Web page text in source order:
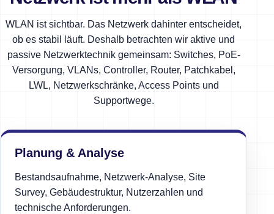
WLAN ist sichtbar. Das Netzwerk dahinter entscheidet,
ob es stabil läuft. Deshalb betrachten wir aktive und
passive Netzwerktechnik gemeinsam: Switches, PoE-
Versorgung, VLANs, Controller, Router, Patchkabel,
LWL, Netzwerkschränke, Access Points und
Supportwege.
Planung & Analyse
Bestandsaufnahme, Netzwerk-Analyse, Site
Survey, Gebäudestruktur, Nutzerzahlen und
technische Anforderungen.